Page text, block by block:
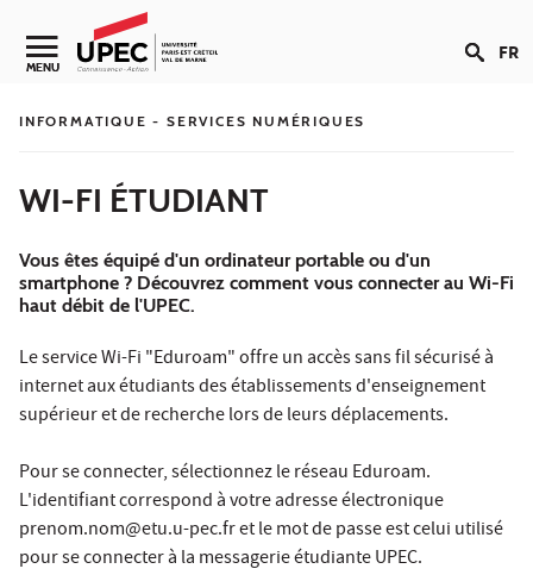
Aller au contenu
Navigation secondaire
MENU FR
INFORMATIQUE - SERVICES NUMÉRIQUES
WI-FI ÉTUDIANT
Vous êtes équipé d'un ordinateur portable ou d'un
smartphone ? Découvrez comment vous connecter au Wi-Fi
haut débit de l'UPEC.
Le service Wi-Fi "Eduroam" offre un accès sans fil sécurisé à
internet aux étudiants des établissements d'enseignement
supérieur et de recherche lors de leurs déplacements.
Pour se connecter, sélectionnez le réseau Eduroam.
L'identifiant correspond à votre adresse électronique
prenom.nom@etu.u-pec.fr et le mot de passe est celui utilisé
pour se connecter à la messagerie étudiante UPEC.